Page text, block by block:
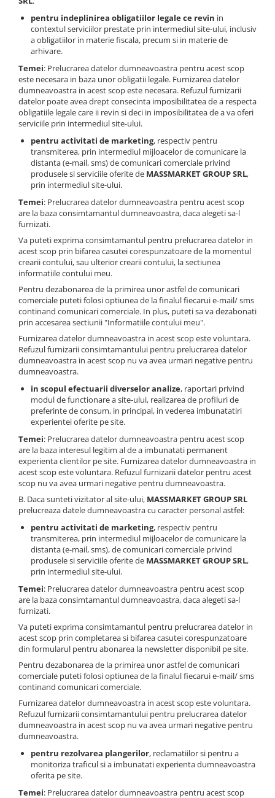
Mese
Paturi
Saci de dormit, saltele, perne
Scaune
Umbrele
Vesela
Imbracaminte, incaltaminte
Imbracaminte
Incaltaminte
Pescuit la Fitofag
Accesorii
Monturi
pentru indeplinirea obligatiilor legale ce revin in
contextul serviciilor prestate prin intermediul site-ului, inclusiv
a obligatiilor in materie fiscala, precum si in materie de
arhivare.
Temei: Prelucrarea datelor dumneavoastra pentru acest scop
este necesara in baza unor obligatii legale. Furnizarea datelor
dumneavoastra in acest scop este necesara. Refuzul furnizarii
datelor poate avea drept consecinta imposibilitatea de a respecta
obligatiile legale care ii revin si deci in imposibilitatea de a va oferi
serviciile prin intermediul site-ului.
pentru activitati de marketing, respectiv pentru
transmiterea, prin intermediul mijloacelor de comunicare la
distanta (e-mail, sms) de comunicari comerciale privind
produsele si serviciile oferite de MASSMARKET GROUP SRL,
prin intermediul site-ului.
Temei: Prelucrarea datelor dumneavoastra pentru acest scop
are la baza consimtamantul dumneavoastra, daca alegeti sa-l
furnizati.
Va puteti exprima consimtamantul pentru prelucrarea datelor in
acest scop prin bifarea casutei corespunzatoare de la momentul
crearii contului, sau ulterior crearii contului, la sectiunea
informatiile contului meu.
Pentru dezabonarea de la primirea unor astfel de comunicari
comerciale puteti folosi optiunea de la finalul fiecarui e-mail/ sms
continand comunicari comerciale. In plus, puteti sa va dezabonati
prin accesarea sectiunii "Informatiile contului meu".
Furnizarea datelor dumneavoastra in acest scop este voluntara.
Refuzul furnizarii consimtamantului pentru prelucrarea datelor
dumneavoastra in acest scop nu va avea urmari negative pentru
dumneavoastra.
in scopul efectuarii diverselor analize, raportari privind
modul de functionare a site-ului, realizarea de profiluri de
preferinte de consum, in principal, in vederea imbunatatiri
experientei oferite pe site.
Temei: Prelucrarea datelor dumneavoastra pentru acest scop
are la baza interesul legitim al de a imbunatati permanent
experienta clientilor pe site. Furnizarea datelor dumneavoastra in
acest scop este voluntara. Refuzul furnizarii datelor pentru acest
scop nu va avea urmari negative pentru dumneavoastra.
B. Daca sunteti vizitator al site-ului, MASSMARKET GROUP SRL
prelucreaza datele dumneavoastra cu caracter personal astfel:
pentru activitati de marketing, respectiv pentru
transmiterea, prin intermediul mijloacelor de comunicare la
distanta (e-mail, sms), de comunicari comerciale privind
produsele si serviciile oferite de MASSMARKET GROUP SRL,
prin intermediul site-ului.
Temei: Prelucrarea datelor dumneavoastra pentru acest scop
are la baza consimtamantul dumneavoastra, daca alegeti sa-l
furnizati.
Va puteti exprima consimtamantul pentru prelucrarea datelor in
acest scop prin completarea si bifarea casutei corespunzatoare
din formularul pentru abonarea la newsletter disponibil pe site.
Pentru dezabonarea de la primirea unor astfel de comunicari
comerciale puteti folosi optiunea de la finalul fiecarui e-mail/ sms
continand comunicari comerciale.
Furnizarea datelor dumneavoastra in acest scop este voluntara.
Refuzul furnizarii consimtamantului pentru prelucrarea datelor
dumneavoastra in acest scop nu va avea urmari negative pentru
dumneavoastra.
pentru rezolvarea plangerilor, reclamatiilor si pentru a
monitoriza traficul si a imbunatati experienta dumneavoastra
oferita pe site.
Temei: Prelucrarea datelor dumneavoastra pentru acest scop